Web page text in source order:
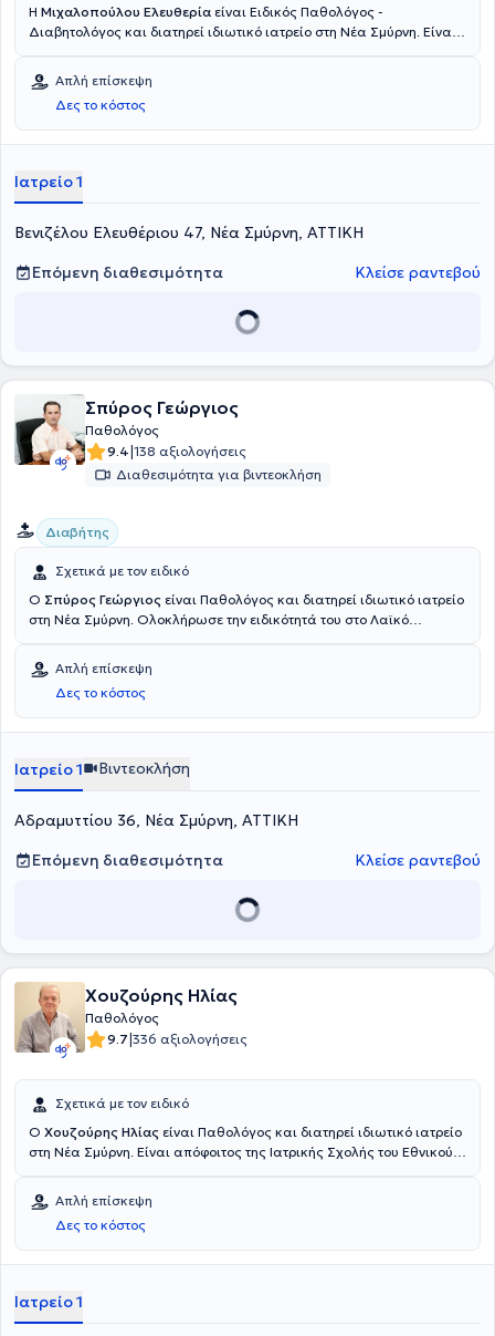
Η Μιχαλοπούλου Ελευθερία είναι Ειδικός Παθολόγος -
Διαβητολόγος και διατηρεί ιδιωτικό ιατρείο στη Νέα Σμύρνη. Είναι
Πανεπιστημίου Αθηνών και εξειδικεύεται στη Διαβητολογία, στην
Υπερλιπιδαιμία και στην Αρτηριακή υπέρταση. Στο ιδιωτικό της
ιατρείο προσφέρει πλήθος υπηρεσιών, εξατομικευμένες για τις
ανάγκες εκάστοτε ασθενούς.
Απλή επίσκεψη
Δες το κόστος
Ιατρείο 1
Βενιζέλου Ελευθέριου 47, Νέα Σμύρνη, ΑΤΤΙΚΗ
Επόμενη διαθεσιμότητα
Κλείσε ραντεβού
Σπύρος Γεώργιος
Παθολόγος
9.4|138 αξιολογήσεις
Διαθεσιμότητα για βιντεοκλήση
Διαβήτης
Σχετικά με τον ειδικό
Ο Σπύρος Γεώργιος είναι Παθολόγος και διατηρεί ιδιωτικό ιατρείο
στη Νέα Σμύρνη. Ολοκλήρωσε την ειδικότητά του στο Λαϊκό
άσκηση στο σακχαρώδη διαβήτη στο Διαβητολογικό Ιατρείο Α'
Προπαιδευτικής Κλινικής του Πανεπιστημίου Αθηνών.
Απλή επίσκεψη
Δες το κόστος
Ιατρείο 1 Βιντεοκλήση
Αδραμυττίου 36, Νέα Σμύρνη, ΑΤΤΙΚΗ
Επόμενη διαθεσιμότητα
Κλείσε ραντεβού
Χουζούρης Ηλίας
Παθολόγος
9.7|336 αξιολογήσεις
Σχετικά με τον ειδικό
Ο Χουζούρης Ηλίας είναι Παθολόγος και διατηρεί ιδιωτικό ιατρείο
στη Νέα Σμύρνη. Είναι απόφοιτος της Ιατρικής Σχολής του Εθνικού
πιστοποίηση ΕΚΑΕ - ΟΑΚΑ για Προαγωνιστικό έλεγχο αθλητών.
Απέκτησε την ειδικότητα της Παθολογίας στο 401 Γενικό
Στρατιωτικό Νοσοκομείο Αθηνών και στο Γενικό Κρατικό
Νοσοκομείο Αθηνών. Έχει διατελέσει οικογενειακός γιατρός του ΙΚΑ
Αθηνών.
Απλή επίσκεψη
Δες το κόστος
Ιατρείο 1